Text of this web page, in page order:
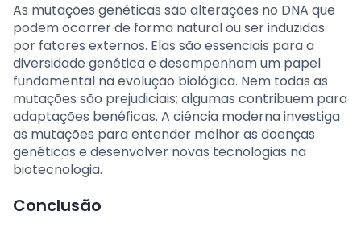
As mutações genéticas são alterações no DNA que
podem ocorrer de forma natural ou ser induzidas
por fatores externos. Elas são essenciais para a
diversidade genética e desempenham um papel
fundamental na evolução biológica. Nem todas as
mutações são prejudiciais; algumas contribuem para
adaptações benéficas. A ciência moderna investiga
as mutações para entender melhor as doenças
genéticas e desenvolver novas tecnologias na
biotecnologia.
Conclusão